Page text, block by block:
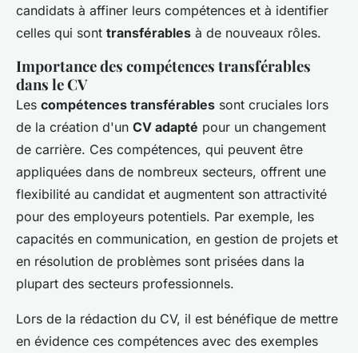
candidats à affiner leurs compétences et à identifier
celles qui sont transférables à de nouveaux rôles.
Importance des compétences transférables
dans le CV
Les compétences transférables sont cruciales lors
de la création d'un CV adapté pour un changement
de carrière. Ces compétences, qui peuvent être
appliquées dans de nombreux secteurs, offrent une
flexibilité au candidat et augmentent son attractivité
pour des employeurs potentiels. Par exemple, les
capacités en communication, en gestion de projets et
en résolution de problèmes sont prisées dans la
plupart des secteurs professionnels.
Lors de la rédaction du CV, il est bénéfique de mettre
en évidence ces compétences avec des exemples